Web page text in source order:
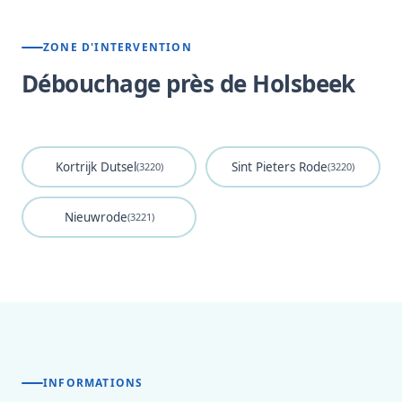
ZONE D'INTERVENTION
Débouchage près de Holsbeek
Kortrijk Dutsel(3220) Sint Pieters Rode(3220)
Nieuwrode(3221)
INFORMATIONS